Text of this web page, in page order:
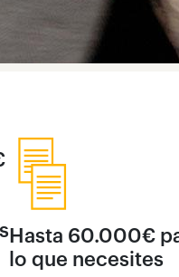
Hasta 60.000€
lo que necesites